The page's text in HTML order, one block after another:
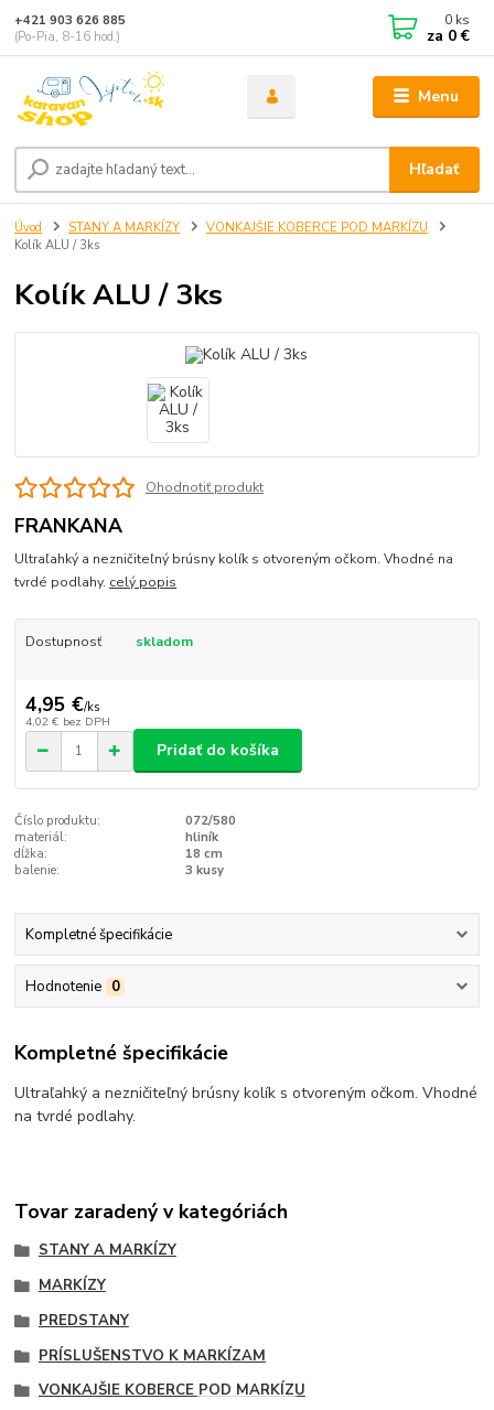
Menu
Hľadať
+421 903 626 885
(Po-Pia, 8-16 hod.)
0 ks
za 0 €
Úvod STANY A MARKÍZY
VONKAJŠIE KOBERCE POD MARKÍZU
Kolík ALU / 3ks
Kolík ALU / 3ks
Ohodnotiť produkt
FRANKANA
Ultraľahký a nezničiteľný brúsny kolík s otvoreným očkom. Vhodné na
tvrdé podlahy. celý popis
Dostupnosť skladom
4,95 €/ks
4,02 € bez DPH
Pridať do košíka
Číslo produktu:
072/580
materiál:
hliník
dĺžka:
18 cm
balenie:
3 kusy
Kompletné špecifikácie
Hodnotenie 0
Kompletné špecifikácie
Ultraľahký a nezničiteľný brúsny kolík s otvoreným očkom.Vhodné
na tvrdé podlahy.
Tovar zaradený v kategóriách
STANY A MARKÍZY
MARKÍZY
PREDSTANY
PRÍSLUŠENSTVO K MARKÍZAM
VONKAJŠIE KOBERCE POD MARKÍZU